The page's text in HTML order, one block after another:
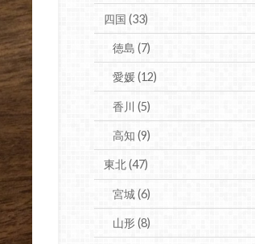
四国 (33)
徳島(7)
愛媛(12)
香川(5)
高知(9)
東北(47)
宮城(6)
山形(8)